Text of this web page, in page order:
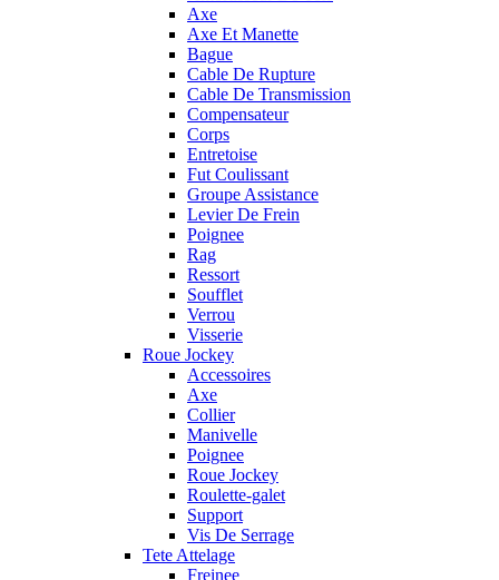
Axe
Axe Et Manette
Bague
Cable De Rupture
Cable De Transmission
Compensateur
Corps
Entretoise
Fut Coulissant
Groupe Assistance
Levier De Frein
Poignee
Rag
Ressort
Soufflet
Verrou
Visserie
Roue Jockey
Accessoires
Axe
Collier
Manivelle
Poignee
Roue Jockey
Roulette-galet
Support
Vis De Serrage
Tete Attelage
Freinee